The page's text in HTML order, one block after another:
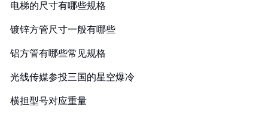
电梯的尺寸有哪些规格
镀锌方管尺寸一般有哪些
铝方管有哪些常见规格
光线传媒参投三国的星空爆冷
横担型号对应重量